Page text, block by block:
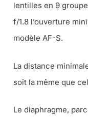
lentilles en 9
f/1.8 l’ouverture
modèle AF-S.
La distance
soit la même que
Le diaphragme,